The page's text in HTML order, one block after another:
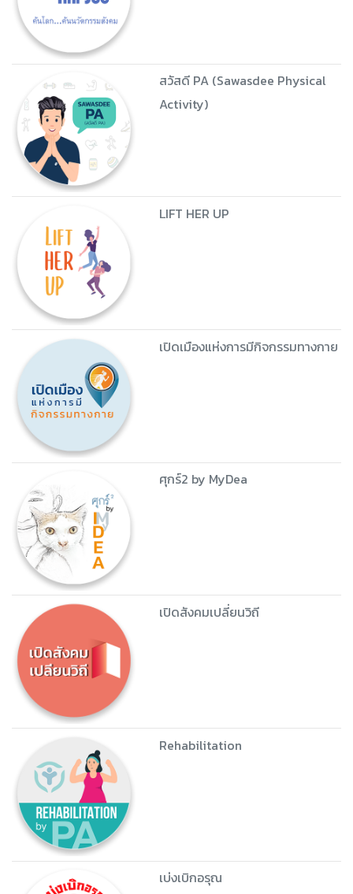
สวัสดี PA (Sawasdee Physical
Activity)
LIFT HER UP
เปิดเมืองแห่งการมีกิจกรรมทางกาย
ศุกร์2 by MyDea
เปิดสังคมเปลี่ยนวิถี
Rehabilitation
เบ่งเบิกอรุณ